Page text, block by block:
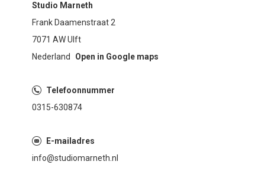
Studio Marneth
Frank Daamenstraat 2
7071 AW Ulft
Nederland
Open in Google maps
Telefoonnummer
0315-630874
E-mailadres
info@studiomarneth.nl